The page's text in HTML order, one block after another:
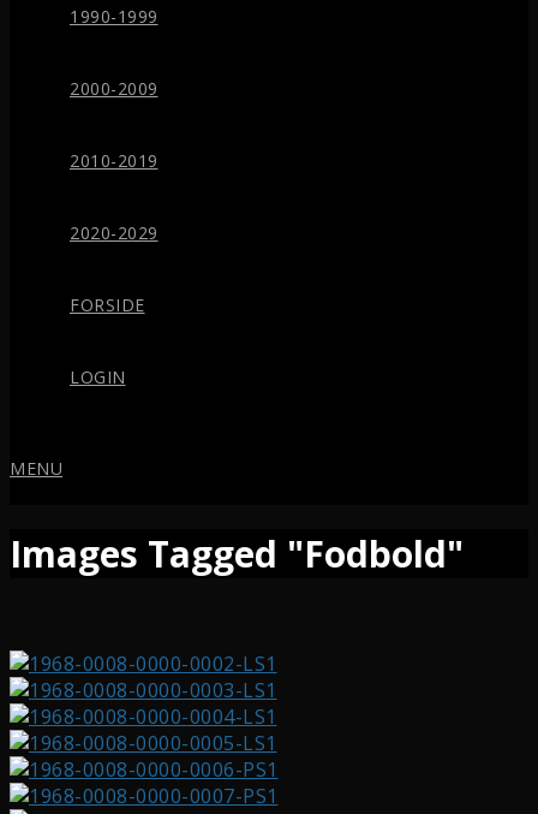
1990-1999
2000-2009
2010-2019
2020-2029
FORSIDE
LOGIN
MENU
Images Tagged "Fodbold"